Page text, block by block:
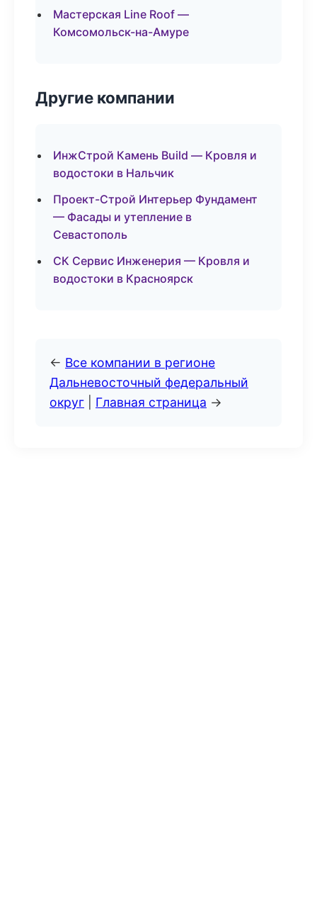
Мастерская Line Roof —
Комсомольск-на-Амуре
Другие компании
ИнжСтрой Камень Build — Кровля и
водостоки в Нальчик
Проект-Строй Интерьер Фундамент
— Фасады и утепление в
Севастополь
СК Сервис Инженерия — Кровля и
водостоки в Красноярск
← Все компании в регионе
Дальневосточный федеральный
округ
Главная страница →